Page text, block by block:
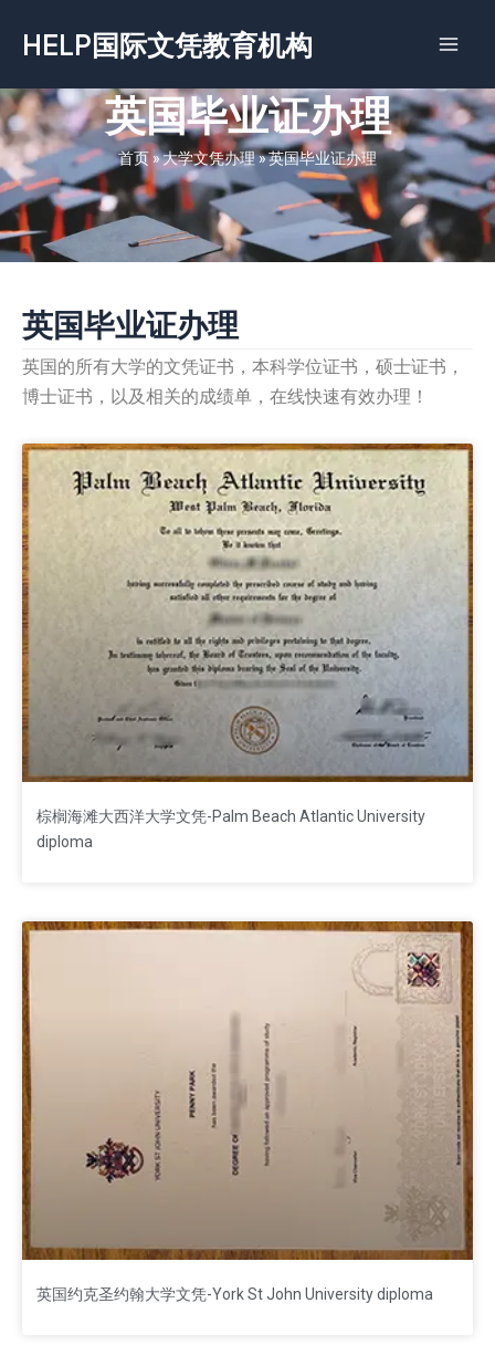
容
HELP国际文凭教育机构
英国毕业证办理
首页 »大学文凭办理»英国毕业证办理
英国毕业证办理
英国的所有大学的文凭证书，本科学位证书，硕士证书，
博士证书，以及相关的成绩单，在线快速有效办理！
棕榈海滩大西洋大学文凭-Palm Beach Atlantic University
diploma
英国约克圣约翰大学文凭-York St John University diploma
Page Page Page